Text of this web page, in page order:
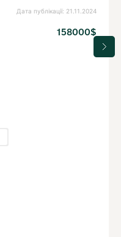
Дата публікації: 21.11.2024
158000$